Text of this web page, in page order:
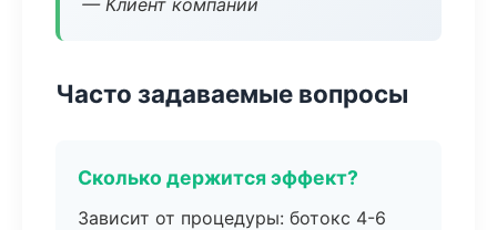
— Клиент компании
Часто задаваемые вопросы
Сколько держится эффект?
Зависит от процедуры: ботокс 4-6